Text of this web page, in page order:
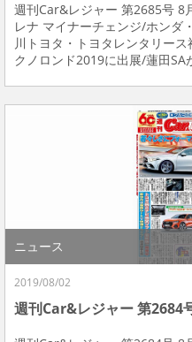
週刊Car&レジャー 第2685号 8
レナ マイナーチェンジ/ホンダ
川トヨタ・トヨタレンタリー
クノロンド2019に出展/蓮田
ニュース
2019/08/02
週刊Car&レジャー 第